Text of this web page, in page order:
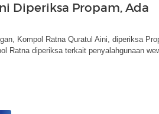
Diperiksa Propam, Ada
Kompol Ratna Quratul Aini, diperiksa
Ratna diperiksa terkait penyalahgunaan